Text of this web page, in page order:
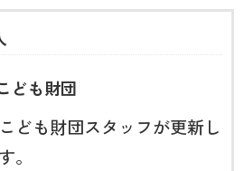
ども財団
ども財団スタッフが更新し
。